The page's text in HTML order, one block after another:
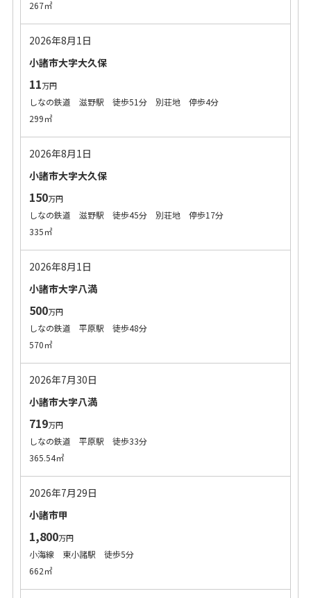
267㎡
2026年8月1日
小諸市大字大久保
11万円
しなの鉄道 滋野駅 徒歩51分 別荘地 停歩4分
299㎡
2026年8月1日
小諸市大字大久保
150万円
しなの鉄道 滋野駅 徒歩45分 別荘地 停歩17分
335㎡
2026年8月1日
小諸市大字八満
500万円
しなの鉄道 平原駅 徒歩48分
570㎡
2026年7月30日
小諸市大字八満
719万円
しなの鉄道 平原駅 徒歩33分
365.54㎡
2026年7月29日
小諸市甲
1,800万円
小海線 東小諸駅 徒歩5分
662㎡